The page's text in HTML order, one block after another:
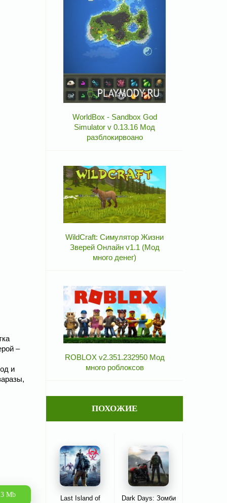
–
и
Mb
WorldBox - Sandbox God
Simulator v 0.13.16 Мод
разблокирвоано
WildCraft: Симулятор Жизни
Зверей Онлайн v1.1 (Мод
много денег)
ROBLOX v2.351.232950 Мод
много роблоксов
ПОХОЖИЕ
Last Island of
Dark Days: Зомби